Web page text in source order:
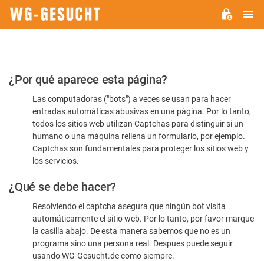
Por
favor,
confirme
humano
¿Por qué aparece esta página?
Las computadoras ("bots") a veces se usan para hacer
entradas automáticas abusivas en una página. Por lo tanto,
todos los sitios web utilizan Captchas para distinguir si un
humano o una máquina rellena un formulario, por ejemplo.
Captchas son fundamentales para proteger los sitios web y
los servicios.
¿Qué se debe hacer?
Resolviendo el captcha asegura que ningún bot visita
automáticamente el sitio web. Por lo tanto, por favor marque
la casilla abajo. De esta manera sabemos que no es un
programa sino una persona real. Despues puede seguir
usando WG-Gesucht.de como siempre.